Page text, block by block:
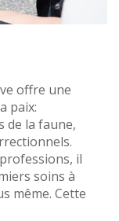
offre une
paix:
de la faune,
il
soins à
même. Cette